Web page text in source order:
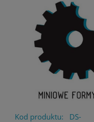
Kod produktu:
DS-